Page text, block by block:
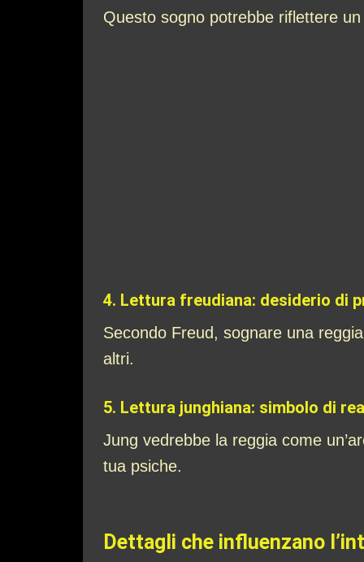
Questo sogno potrebbe riflettere
4. Lettura freudiana: desiderio di
Secondo Freud, sognare una
altri.
5. Lettura junghiana: simbolo di
Jung vedrebbe la reggia come
tua psiche.
Dettagli che influenzano